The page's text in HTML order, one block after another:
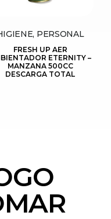
PERSONAL
FRESH UP AER
ETERNITY –
MANZANA 500CC
DESCARGA TOTAL